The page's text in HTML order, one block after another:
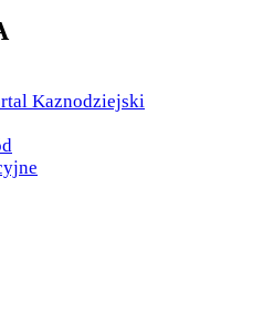
Kaznodziejski